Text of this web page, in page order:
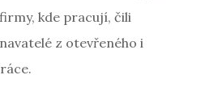
kde pracují, čili
z otevřeného i